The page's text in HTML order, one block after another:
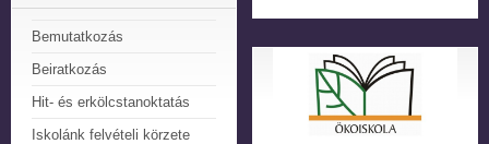
Bemutatkozás
Beiratkozás
Hit- és erkölcstanoktatás
Iskolánk felvételi körzete